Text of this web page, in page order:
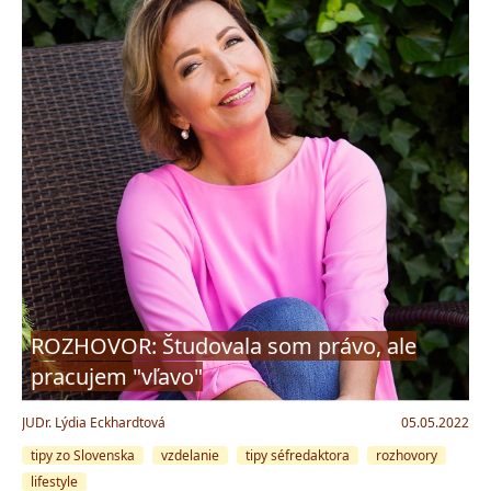
ROZHOVOR: Študovala som právo, ale
pracujem "vľavo"
JUDr. Lýdia Eckhardtová
05.05.2022
tipy zo Slovenska
vzdelanie tipy séfredaktora
rozhovory
lifestyle